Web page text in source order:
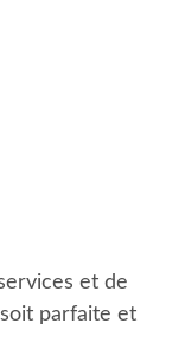
et de
parfaite et